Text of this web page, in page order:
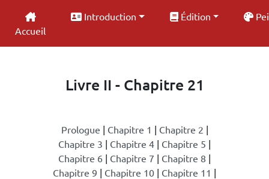
Accueil
Introduction Édition
Livre II - Chapitre 21
Prologue | Chapitre 1 | Chapitre 2 |
Chapitre 3 | Chapitre 4 | Chapitre 5 |
Chapitre 6 | Chapitre 7 | Chapitre 8 |
Chapitre 9 | Chapitre 10 | Chapitre 11 |